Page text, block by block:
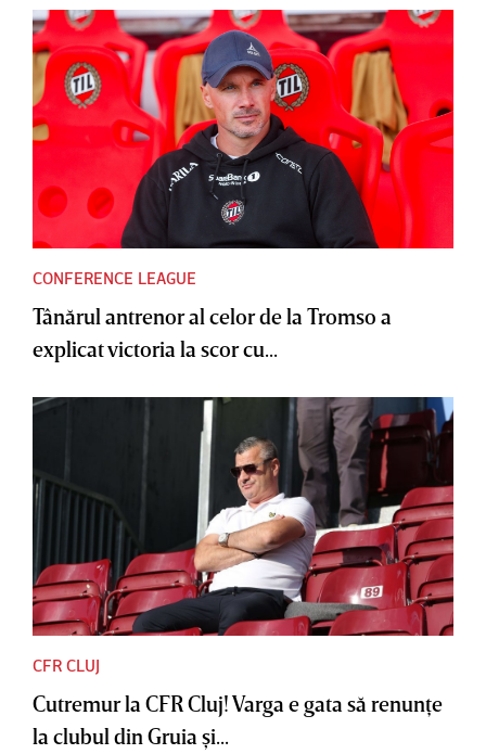
CONFERENCE LEAGUE
Tânărul antrenor al celor de la Tromso a
explicat victoria la scor cu...
CFR CLUJ
Cutremur la CFR Cluj! Varga e gata să renunţe
la clubul din Gruia şi...